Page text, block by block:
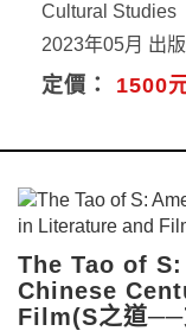
Cultural Studies
2023年05月 出版
定價： 1500
The Tao of
Chinese
Film(S之道──